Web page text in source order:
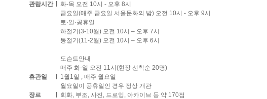
관람시간
화-목 오전 10시 - 오후 8시
금요일(매주 금요일 서울문화의 밤) 오전 10시 - 오후 9시
토·일·공휴일
하절기(3-10월) 오전 10시 – 오후 7시
동절기(11-2월) 오전 10시 – 오후 6시
도슨트안내
매주 화-일 오전 11시(현장 선착순 20명)
휴관일
1월1일 , 매주 월요일
월요일이 공휴일인 경우 정상 개관
장르
회화, 부조, 사진, 드로잉, 아카이브 등 약 170점